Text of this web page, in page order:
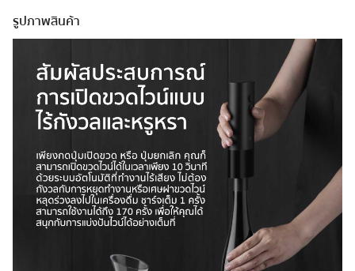
รูปภาพสินค้า